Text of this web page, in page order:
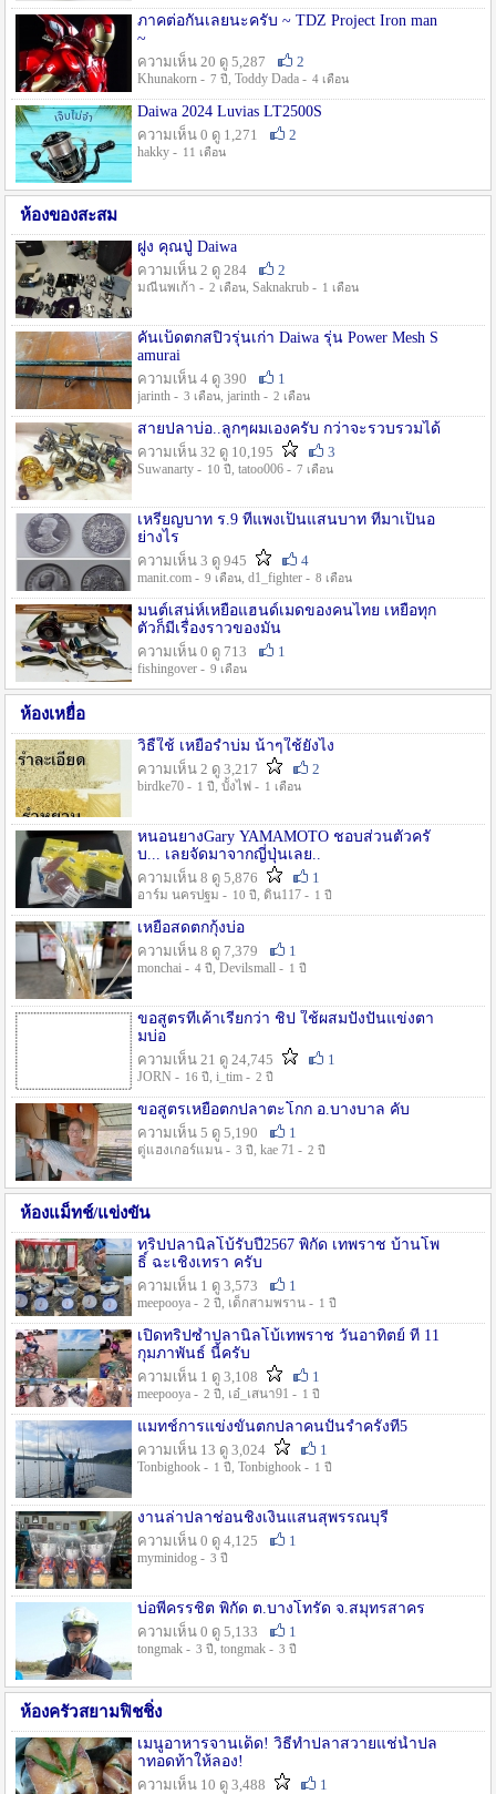
ภาคต่อกันเลยนะครับ ~ TDZ Project Iron man
~
ความเห็น 20 ดู 5,287
2
Khunakorn - 7 ปี , Toddy Dada - 4 เดือน
Daiwa 2024 Luvias LT2500S
ความเห็น 0 ดู 1,271
2
hakky - 11 เดือน
ห้องของสะสม
ฝูง คุณปู่ Daiwa
ความเห็น 2 ดู 284
2
มณีนพเก้า - 2 เดือน, Saknakrub - 1 เดือน
คันเบ็ดตกสปิ๋วรุ่นเก่า Daiwa รุ่น Power Mesh S
amurai
ความเห็น 4 ดู 390
1
jarinth - 3 เดือน, jarinth - 2 เดือน
สายปลาบ่อ..ลูกๆผมเองครับ กว่าจะรวบรวมได้
ความเห็น 32 ดู 10,195
3
Suwanarty - 10 ปี , tatoo006 - 7 เดือน
เหรียญบาท ร.9 ที่แพงเป็นแสนบาท ที่มาเป็นอ
ย่างไร
ความเห็น 3 ดู 945
4
manit.com - 9 เดือน, d1_fighter - 8 เดือน
มนต์เสน่ห์เหยื่อแฮนด์เมดของคนไทย เหยื่อทุก
ตัวก็มีเรื่องราวของมัน
ความเห็น 0 ดู 713
1
fishingover - 9 เดือน
ห้องเหยื่อ
วิธืใช้ เหยื่อรำบ่ม น้าๆใช้ยังไง
ความเห็น 2 ดู 3,217
2
birdke70 - 1 ปี , บั้งไฟ - 1 เดือน
หนอนยางGary YAMAMOTO ชอบส่วนตัวครั
บ... เลยจัดมาจากญี่ปุ่นเลย..
ความเห็น 8 ดู 5,876
1
อาร์ม นครปฐม - 10 ปี , ดิน117 - 1 ปี
เหยื่อสดตกกุ้งบ่อ
ความเห็น 8 ดู 7,379
1
monchai - 4 ปี , Devilsmall - 1 ปี
ขอสูตรที่เค้าเรียกว่า ชิป ใช้ผสมปังปั่นแข่งตา
มบ่อ
ความเห็น 21 ดู 24,745
1
JORN - 16 ปี , i_tim - 2 ปี
ขอสูตรเหยื่อตกปลาตะโกก อ.บางบาล คับ
ความเห็น 5 ดู 5,190
1
ตู่แฮงเกอร์แมน - 3 ปี , kae 71 - 2 ปี
ห้องแม็ทช์/แข่งขัน
ทริปปลานิลโบ้รับปี2567 พิกัด เทพราช บ้านโพ
ธิ์ ฉะเชิงเทรา ครับ
ความเห็น 1 ดู 3,573
1
meepooya - 2 ปี , เด็กสามพราน - 1 ปี
เปิดทริปซ้ำปลานิลโบ้เทพราช วันอาทิตย์ ที่ 11
กุมภาพันธ์ นี้ครับ
ความเห็น 1 ดู 3,108
1
meepooya - 2 ปี , เอ๋_เสนา91 - 1 ปี
แมทช์การแข่งขั้นตกปลาคนปั้นรำครั้งที่5
ความเห็น 13 ดู 3,024
1
Tonbighook - 1 ปี , Tonbighook - 1 ปี
งานล่าปลาช่อนชิงเงินแสนสุพรรณบุรี
ความเห็น 0 ดู 4,125
1
myminidog - 3 ปี
บ่อพี่ครรชิต พิกัด ต.บางโทรัด จ.สมุทรสาคร
ความเห็น 0 ดู 5,133
1
tongmak - 3 ปี , tongmak - 3 ปี
ห้องครัวสยามฟิชชิ่ง
เมนูอาหารจานเด็ด! วิธีทำปลาสวายแช่น้ำปล
าทอดท้าให้ลอง!
ความเห็น 10 ดู 3,488
1